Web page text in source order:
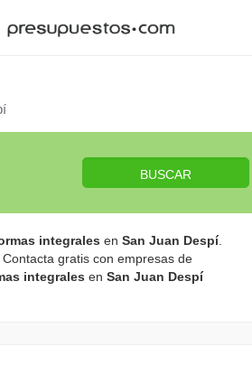
BUSCAR
integrales en San Juan Despí.
Contacta gratis con empresas de
integrales en San Juan Despí